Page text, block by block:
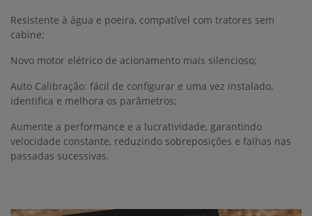
Resistente à água e poeira, compatível com tratores sem
cabine;
Novo motor elétrico de acionamento mais silencioso;
Auto Calibração: fácil de configurar e uma vez instalado,
identifica e melhora os parâmetros;
Aumente a performance e a lucratividade, garantindo
velocidade constante, reduzindo sobreposições e falhas nas
passadas sucessivas.